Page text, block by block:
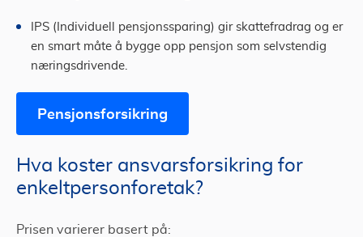
IPS (Individuell pensjonssparing) gir skattefradrag og er
en smart måte å bygge opp pensjon som selvstendig
næringsdrivende.
Pensjonsforsikring
Hva koster ansvarsforsikring for
enkeltpersonforetak?
Prisen varierer basert på: